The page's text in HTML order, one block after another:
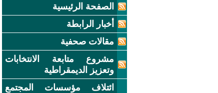
الصفحة الرئيسية
أخبار الرابطة
مقالات صحفية
مشروع متابعة الانتخابات
وتعزيز الديمقراطية
ائتلاف مؤسسات المجتمع